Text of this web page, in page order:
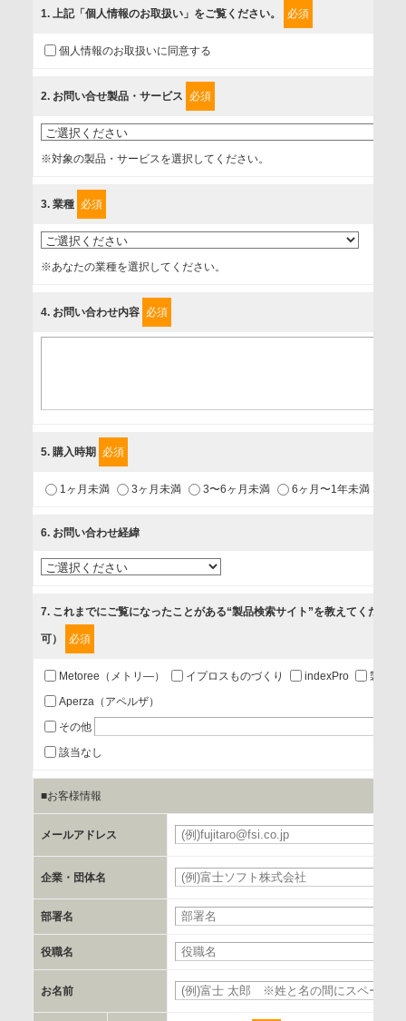
組みを行っています。
に取扱い、これらで定める範囲内で、サービスの提供やご案
内等のために利用させていただいております。
情報を提供されるお客様（本人）に対して、情報の収集目
的、管理者、提供の有無、情報提供の任意性や権利について
確認し、当社への情報提供がお客様の懸念にならないよう
上げます。
事業者名
個人情報保護責任者
1.当社が取り扱う商品・サービスに関するご案内
2.当社が開催（主催・共催・協賛）するセミナーなど、各種イ
3.お客様の業務内容、及び興味、関心に応じた情報の提供
4.お客様満足度調査等のアンケートの依頼
第三者提供の有無
あり
a.個人情報の提供・利用目的
当該企業/団体のサービス等のご案内及び当該企業/団体からの
お客様のご氏名、フリガナ、企業・団体名、部署名、役職、
郵便番号、住所、電話番号、FAX番号、メールアドレス
c.第三者への提供の手段または手法
書類の送付又は電子的な方法
d.提供先および管理者
1. 上記「個人情報のお取扱い」をご覧ください。 必須
個人情報のお取扱いに同意する
2. お問い合せ製品・サービス 必須
※対象の製品・サービスを選択してください。
3. 業種 必須
※あなたの業種を選択してください。
4. お問い合わせ内容 必須
5. 購入時期 必須
1ヶ月未満 3ヶ月未満 3〜6ヶ月未満 6ヶ月〜1年未満
6. お問い合わせ経緯
7. これまでにご覧になったことがある“製品検索サイト”を教えてください
可） 必須
Metoree（メトリ―） イプロスものづくり indexPro
製品ナ
Aperza（アペルザ）
その他
該当なし
■お客様情報
メールアドレス
企業・団体名
部署名
役職名
お名前